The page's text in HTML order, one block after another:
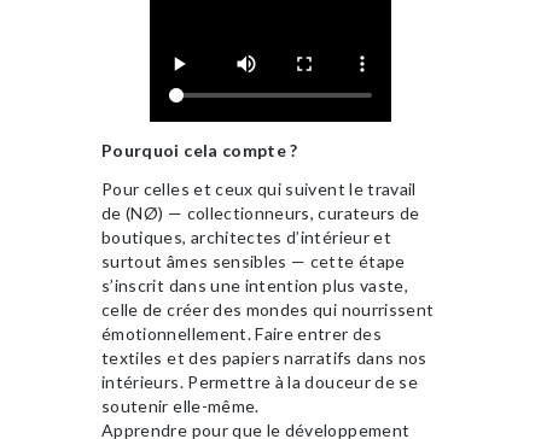
Pourquoi cela compte ?
Pour celles et ceux qui suivent le travail
de (NØ) — collectionneurs, curateurs de
boutiques, architectes d’intérieur et
surtout âmes sensibles — cette étape
s’inscrit dans une intention plus vaste,
celle de créer des mondes qui nourrissent
émotionnellement. Faire entrer des
textiles et des papiers narratifs dans nos
intérieurs. Permettre à la douceur de se
soutenir elle-même.
Apprendre pour que le développement